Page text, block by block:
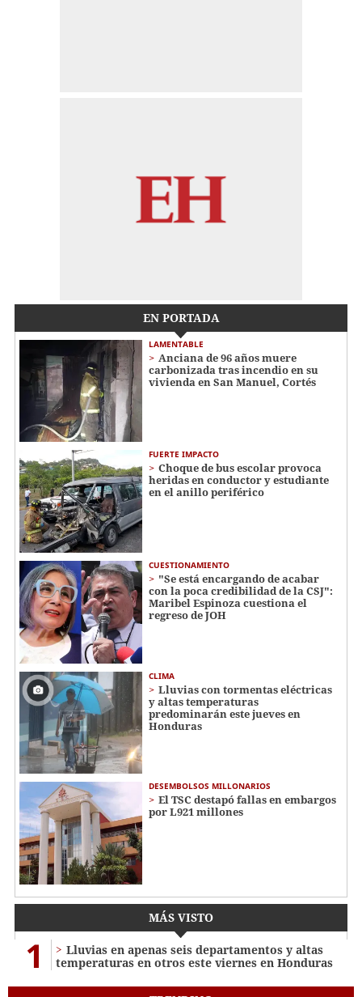
EN PORTADA
LAMENTABLE
Anciana de 96 años muere
carbonizada tras incendio en su
vivienda en San Manuel, Cortés
FUERTE IMPACTO
Choque de bus escolar provoca
heridas en conductor y estudiante
en el anillo periférico
CUESTIONAMIENTO
"Se está encargando de acabar
con la poca credibilidad de la CSJ":
Maribel Espinoza cuestiona el
regreso de JOH
CLIMA
Lluvias con tormentas eléctricas
y altas temperaturas
predominarán este jueves en
Honduras
DESEMBOLSOS MILLONARIOS
El TSC destapó fallas en embargos
por L921 millones
MÁS VISTO
1
Lluvias en apenas seis departamentos y altas
temperaturas en otros este viernes en Honduras